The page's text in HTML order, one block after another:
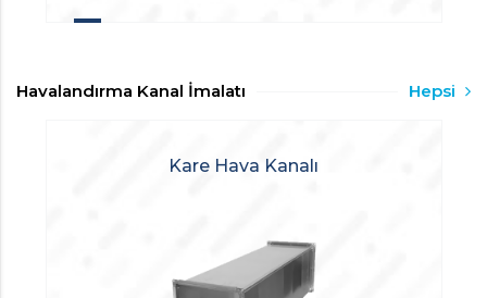
Havalandırma Kanal İmalatı Hepsi
Kare Hava Kanalı